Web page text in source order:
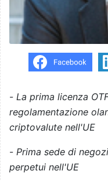
- La prima licenza
regolamentazione
criptovalute nell'UE
- Prima sede di
perpetui nell'UE